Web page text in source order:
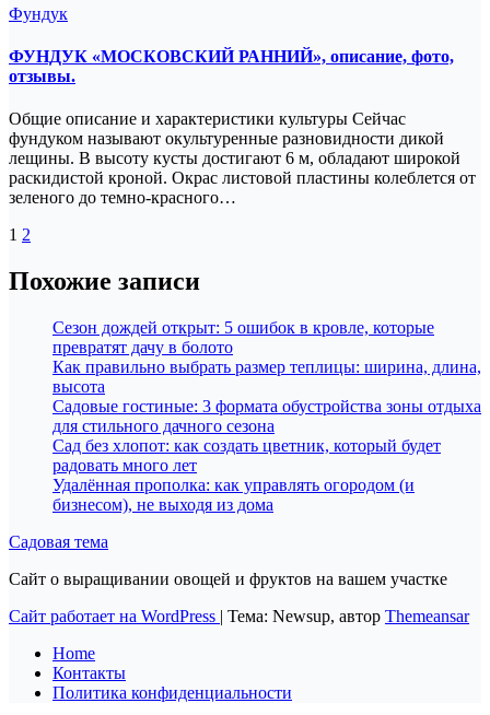
Фундук
ФУНДУК «МОСКОВСКИЙ РАННИЙ», описание, фото,
отзывы.
Общие описание и характеристики культуры Сейчас
фундуком называют окультуренные разновидности дикой
лещины. В высоту кусты достигают 6 м, обладают широкой
раскидистой кроной. Окрас листовой пластины колеблется от
зеленого до темно-красного…
Пагинация
записей
1 2
Похожие записи
Сезон дождей открыт: 5 ошибок в кровле, которые
превратят дачу в болото
Как правильно выбрать размер теплицы: ширина, длина,
высота
Садовые гостиные: 3 формата обустройства зоны отдыха
для стильного дачного сезона
Сад без хлопот: как создать цветник, который будет
радовать много лет
Удалённая прополка: как управлять огородом (и
бизнесом), не выходя из дома
Садовая тема
Сайт о выращивании овощей и фруктов на вашем участке
Сайт работает на WordPress | Тема: Newsup, автор Themeansar
Home
Контакты
Политика конфиденциальности